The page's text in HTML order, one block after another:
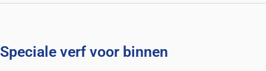
Speciale verf voor binnen